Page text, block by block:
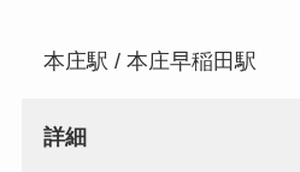
本庄駅 / 本庄早稲田駅
詳細